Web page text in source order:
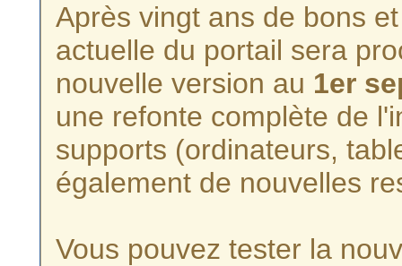
Après vingt ans de bons
actuelle du portail sera
nouvelle version au 1er
une refonte complète de
supports (ordinateurs,
également de nouvelles
Vous pouvez tester la